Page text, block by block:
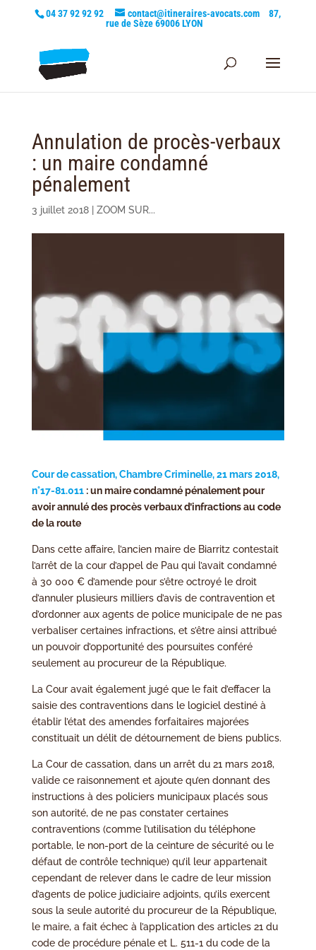
04 37 92 92 92 contact@itineraires-avocats.com
87,
rue de Sèze 69006 LYON
Annulation de procès-verbaux
: un maire condamné
pénalement
3 juillet 2018| ZOOM SUR...
Cour de cassation, Chambre Criminelle, 21 mars 2018,
n°17-81.011: un maire condamné pénalement pour
avoir annulé des procès verbaux d’infractions au code
de la route
Dans cette affaire, l’ancien maire de Biarritz contestait
l’arrêt de la cour d’appel de Pau qui l’avait condamné
à 30 000 € d’amende pour s’être octroyé le droit
d’annuler plusieurs milliers d’avis de contravention et
d’ordonner aux agents de police municipale de ne pas
verbaliser certaines infractions, et s’être ainsi attribué
un pouvoir d’opportunité des poursuites conféré
seulement au procureur de la République.
La Cour avait également jugé que le fait d’effacer la
saisie des contraventions dans le logiciel destiné à
établir l’état des amendes forfaitaires majorées
constituait un délit de détournement de biens publics.
La Cour de cassation, dans un arrêt du 21 mars 2018,
valide ce raisonnement et ajoute qu’en donnant des
instructions à des policiers municipaux placés sous
son autorité, de ne pas constater certaines
contraventions (comme l’utilisation du téléphone
portable, le non-port de la ceinture de sécurité ou le
défaut de contrôle technique) qu’il leur appartenait
cependant de relever dans le cadre de leur mission
d’agents de police judiciaire adjoints, qu’ils exercent
sous la seule autorité du procureur de la République,
le maire, a fait échec à l’application des articles 21 du
code de procédure pénale et L. 511-1 du code de la